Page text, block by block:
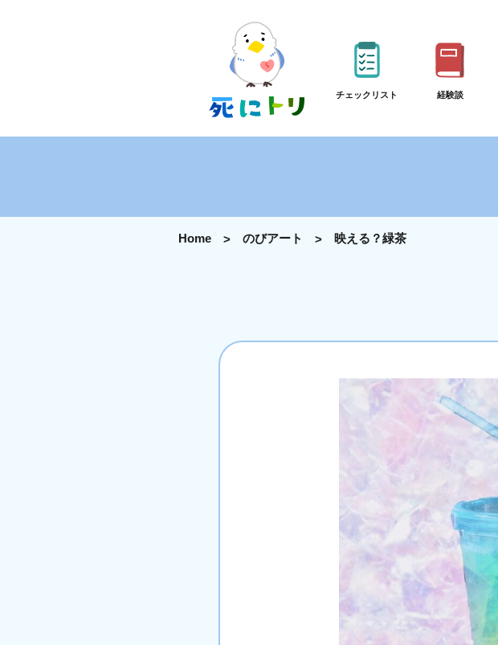
チェックリスト 経験談
Home のびアート 映える？緑茶